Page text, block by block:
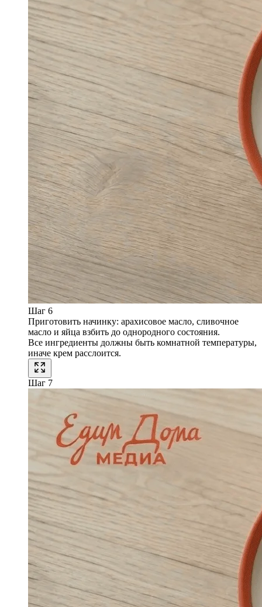
Шаг 6
Приготовить начинку: арахисовое масло, сливочное
масло и яйца взбить до однородного состояния.
Все ингредиенты должны быть комнатной температуры,
иначе крем расслоится.
Шаг 7